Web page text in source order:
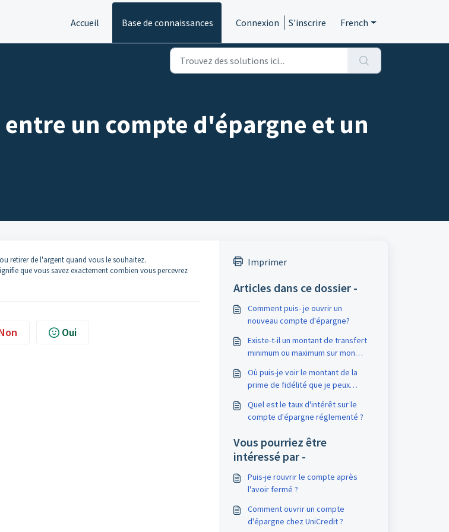
Accueil Base de connaissances Connexion S'inscrire French
un compte d'épargne et un
retirer de l'argent quand vous le souhaitez.
que vous savez exactement combien vous percevrez
Oui
Imprimer
Articles dans ce dossier -
Comment puis- je ouvrir un
nouveau compte d'épargne?
Existe-t-il un montant de transfert
minimum ou maximum sur mon
Où puis-je voir le montant de la
prime de fidélité que je peux
Quel est le taux d'intérêt sur le
compte d'épargne réglementé ?
Vous pourriez être
intéressé par -
Puis-je rouvrir le compte après
l'avoir fermé ?
Comment ouvrir un compte
d'épargne chez UniCredit ?